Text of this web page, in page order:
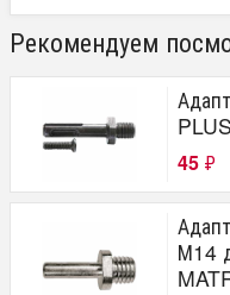
Рекомендуем
45 ₽
М14